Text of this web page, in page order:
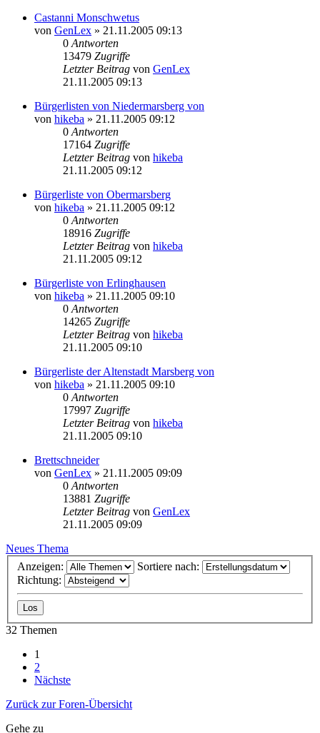
Castanni Monschwetus
von GenLex » 21.11.2005 09:13
0 Antworten
13479 Zugriffe
Letzter Beitrag von GenLex
21.11.2005 09:13
Bürgerlisten von Niedermarsberg von
von hikeba » 21.11.2005 09:12
0 Antworten
17164 Zugriffe
Letzter Beitrag von hikeba
21.11.2005 09:12
Bürgerliste von Obermarsberg
von hikeba » 21.11.2005 09:12
0 Antworten
18916 Zugriffe
Letzter Beitrag von hikeba
21.11.2005 09:12
Bürgerliste von Erlinghausen
von hikeba » 21.11.2005 09:10
0 Antworten
14265 Zugriffe
Letzter Beitrag von hikeba
21.11.2005 09:10
Bürgerliste der Altenstadt Marsberg von
von hikeba » 21.11.2005 09:10
0 Antworten
17997 Zugriffe
Letzter Beitrag von hikeba
21.11.2005 09:10
Brettschneider
von GenLex » 21.11.2005 09:09
0 Antworten
13881 Zugriffe
Letzter Beitrag von GenLex
21.11.2005 09:09
Neues Thema
Anzeigen:
Sortiere nach:
Richtung:
32 Themen
1
2
Nächste
Zurück zur Foren-Übersicht
Gehe zu